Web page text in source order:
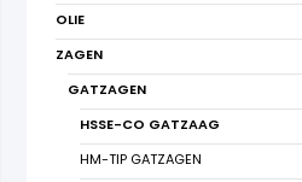
OLIE
ZAGEN
GATZAGEN
HSSE-CO GATZAAG
HM-TIP GATZAGEN